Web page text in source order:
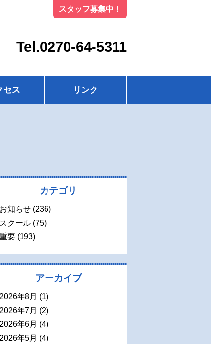
スタッフ募集中！
Tel.0270-64-5311
セス リンク
カテゴリ
お知らせ (236)
スクール (75)
重要 (193)
アーカイブ
2026年8月 (1)
2026年7月 (2)
2026年6月 (4)
2026年5月 (4)